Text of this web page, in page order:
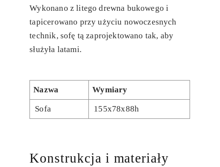
Wykonano z litego drewna bukowego i
tapicerowano przy użyciu nowoczesnych
technik, sofę tą zaprojektowano tak, aby
służyła latami.
Nazwa Wymiary
Sofa 155x78x88h
Konstrukcja i materiały